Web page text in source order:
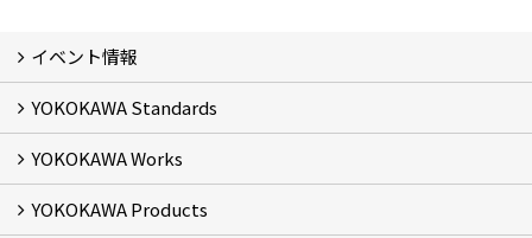
イベント情報
イベント予告
イベント報告
YOKOKAWA Standards
基本理念 (2)
横川組の家造り
正しい耐震・制震の家
正しい断熱の家
S-grade
SS-grade
YOKOKAWA Works
フォトギャラリー
リフォーム専門部
新築・増築専門部
現場レポート
完工事例
お客様の声
横川組歩道除雪隊
『五本線』応援ページ！
YOKOKAWA Products